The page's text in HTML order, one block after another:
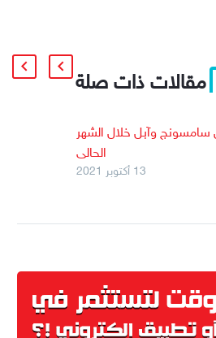
مقالات ذات صلة
سامسونج وآبل خلال الشهر
الحالى
الجارى مؤتمر من سامسونج
13 أكتوبر 2021